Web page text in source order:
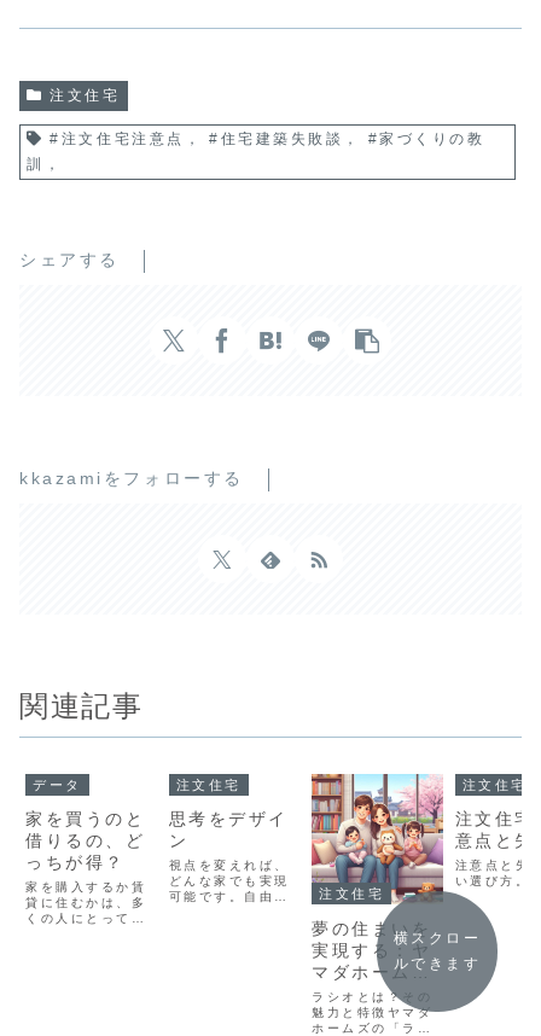
注文住宅
#注文住宅注意点， #住宅建築失敗談， #家づくりの教
訓，
シェアする
kkazamiをフォローする
関連記事
データ
家を買うのと
借りるの、ど
っちが得？
家を購入するか賃
貸に住むかは、多
くの人にとって重
注文住宅
思考をデザイ
ン
視点を変えれば、
どんな家でも実現
可能です。自由な
注文住宅
夢の住まいを
実現する：ヤ
マダホームズ
のラシオ
（RASIO）
ラシオとは？その
魅力と特徴ヤマダ
ホームズの「ラシ
注文住宅
注文住宅
意点と失
注意点と失
い選び方。
横スクロー
ルできます